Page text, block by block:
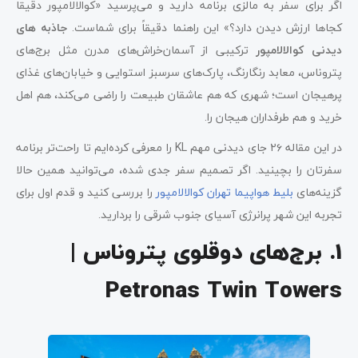
اگر برای سفر به مالزی برنامه دارید و می‌پرسید «کوالالامپور دقیقاً
کجاها ارزش دیدن دارد؟» این راهنما دقیقاً برای شماست. جاذبه های
دیدنی کوالالامپورترکیبی از آسمان‌خراش‌های مدرن مثل برج‌های
پتروناس، معابد رنگارنگ، پارک‌های سرسبز استوایی و خیابان‌های غذای
پرهیجان است؛ شهری که هم عاشقان طبیعت را راضی می‌کند، هم اهل
خرید و هم طرفداران هیجان را.
در این مقاله ۲۶ جای دیدنی مهم KL را معرفی کرده‌ایم تا راحت‌تر برنامه
سفرتان را بچینید. اگر تصمیم سفر جدی شده، می‌توانید همین حالا
گزینه‌های بلیط هواپیما تهران کوالالامپوررا بررسی کنید و قدم اول برای
تجربه این شهر پرانرژی آسیای جنوب شرقی را بردارید.
1. برج‌های دوقلوی پتروناس |
Petronas Twin Towers